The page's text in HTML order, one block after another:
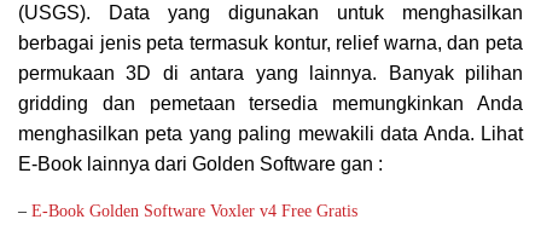
(USGS). Data yang digunakan untuk menghasilkan
berbagai jenis peta termasuk kontur, relief warna, dan peta
permukaan 3D di antara yang lainnya. Banyak pilihan
gridding dan pemetaan tersedia memungkinkan Anda
menghasilkan peta yang paling mewakili data Anda. Lihat
E-Book lainnya dari Golden Software gan :
– E-Book Golden Software Voxler v4 Free Gratis